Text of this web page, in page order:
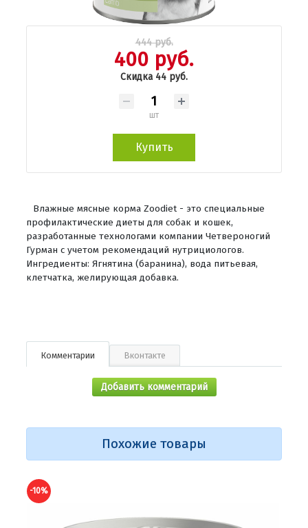
444 руб.
400 руб.
Скидка 44 руб.
шт
Купить
Влажные мясные корма Zoodiet - это специальные
профилактические диеты для собак и кошек,
разработанные технологами компании Четвероногий
Гурман с учетом рекомендаций нутрициологов.
Ингредиенты: Ягнятина (баранина), вода питьевая,
клетчатка, желирующая добавка.
Комментарии Вконтакте
Добавить комментарий
Похожие товары
-10%